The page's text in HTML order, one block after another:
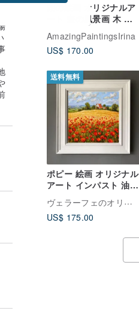
湖の絵画 オリジナルア
ート 森の風景画 木 雲
AmazingPaintingsIrina
US$ 170.00
送料無料
ポピー 絵画 オリジナル
アート インパスト 油絵
ヴェラーフェのオリジナルアート
US$ 175.00